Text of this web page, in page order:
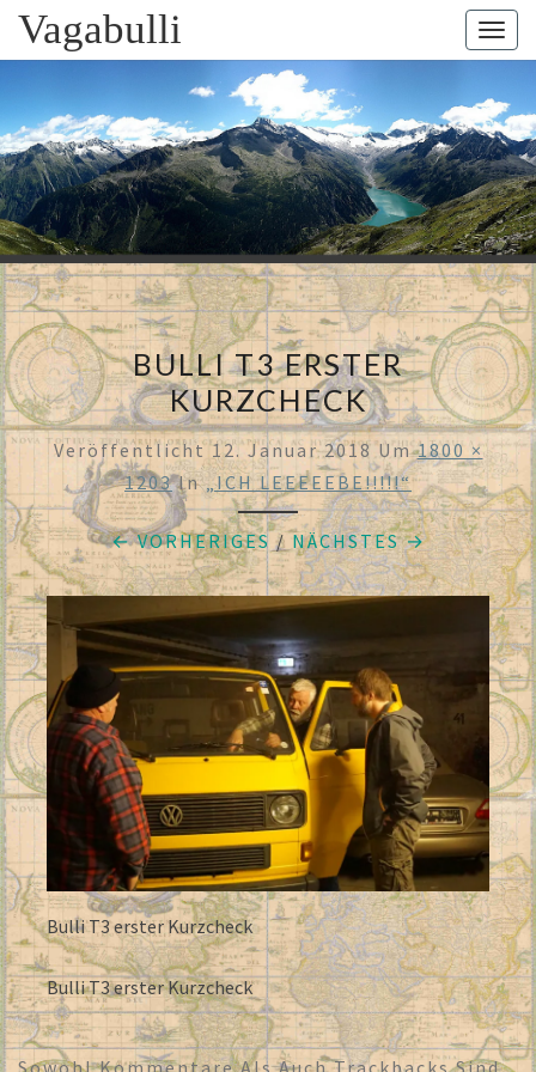
SkipVagabulli
Mit Dem
Bulli Um
Die Welt:
Ein Jahr
Auf
Weltreise
BULLI T3 ERSTER
KURZCHECK
Veröffentlicht12. Januar 2018 Um1800 ×
1203In„ICH LEEEEEBE!!!!!“
← VORHERIGES /NÄCHSTES →
Bulli T3 erster Kurzcheck
Bulli T3 erster Kurzcheck